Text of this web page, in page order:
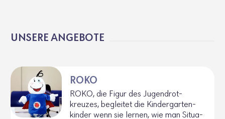
UNSERE ANGE­BOTE
ROKO
ROKO, die Figur des Jugend­rot­
kreuzes, begleitet die Kinder­gar­ten­
kinder wenn sie lernen, wie man Situa­